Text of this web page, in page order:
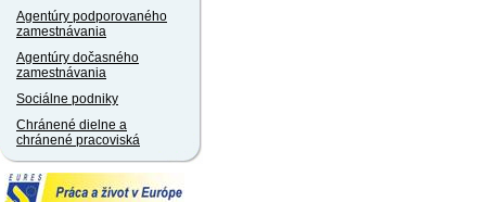
Agentúry podporovaného
zamestnávania
Agentúry dočasného
zamestnávania
Sociálne podniky
Chránené dielne a
chránené pracoviská